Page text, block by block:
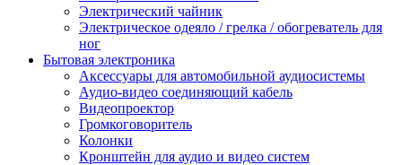
Электрический чайник
Электрическое одеяло / грелка / обогреватель для
ног
Бытовая электроника
Аксессуары для автомобильной аудиосистемы
Аудио-видео соединяющий кабель
Видеопроектор
Громкоговоритель
Колонки
Кронштейн для аудио и видео систем